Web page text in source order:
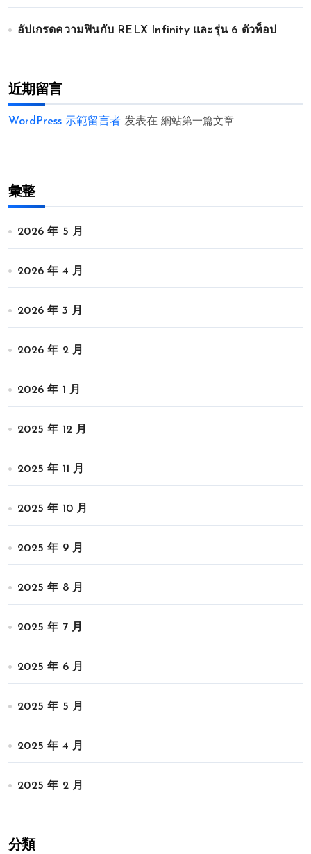
อัปเกรดความฟินกับ RELX Infinity และรุ่น 6 ตัวท็อป
近期留言
WordPress 示範留言者 发表在 網站第一篇文章
彙整
2026 年 5 月
2026 年 4 月
2026 年 3 月
2026 年 2 月
2026 年 1 月
2025 年 12 月
2025 年 11 月
2025 年 10 月
2025 年 9 月
2025 年 8 月
2025 年 7 月
2025 年 6 月
2025 年 5 月
2025 年 4 月
2025 年 2 月
分類